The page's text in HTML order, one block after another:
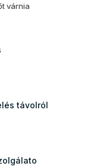
várnia
távolról